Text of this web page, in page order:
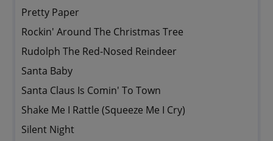
Pretty Paper
Rockin' Around The Christmas Tree
Rudolph The Red-Nosed Reindeer
Santa Baby
Santa Claus Is Comin' To Town
Shake Me I Rattle (Squeeze Me I Cry)
Silent Night